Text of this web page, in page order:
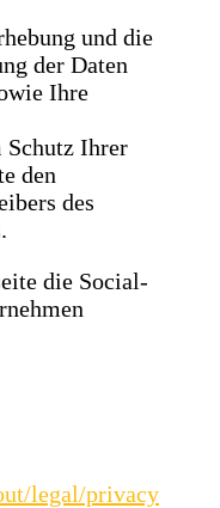
und die
der Daten
Ihre
Ihrer
den
des
die Social-
legal/privacy